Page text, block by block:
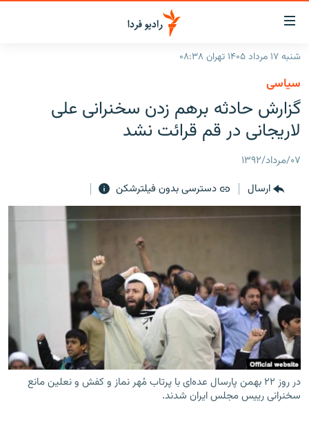
لینک‌های
قابلیت
دسترسی
بازگشت
به
منوی
اصلی
رفتن
صفحه
جستجو
ایران
جهان
برنامه‌های رادیویی
فرکانس‌ها
پادکست
چندرسانه‌ای
گزارش‌های تصویریزنان فردا
به ما بپیوندید
زبان‌های دیگر
شنبه ۱۷ مرداد ۱۴۰۵ تهران ۰۸:۳۸
سیاسی
گزارش حادثه برهم زدن سخنرانی علی
لاریجانی در قم قرائت نشد
۰۷/مرداد/۱۳۹۲
ارسال
دسترسی بدون فیلترشکن
در روز ۲۲ بهمن پارسال عده‌ای با پرتاب مُهر نماز و کفش و نعلین مانع
سخنرانی رییس مجلس ایران شدند.